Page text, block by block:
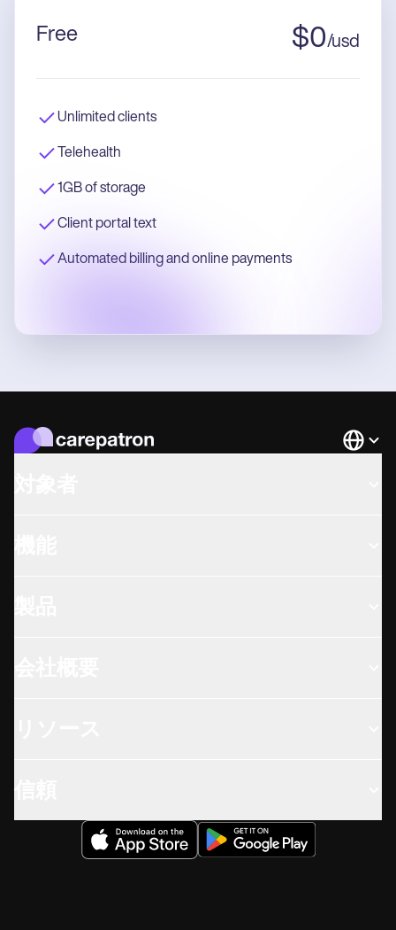
Free $0/usd
Unlimited clients
Telehealth
1GB of storage
Client portal text
Automated billing and online payments